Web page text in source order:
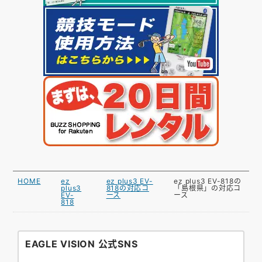
HOME
ez
plus3
EV-
818
ez plus3 EV-
818の対応コ
ース
ez plus3 EV-818の
「島根県」の対応コ
ース
EAGLE VISION 公式SNS